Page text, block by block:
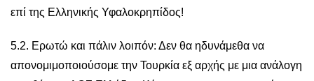
επί της Ελληνικής Υφαλοκρηπίδος!
5.2. Ερωτώ και πάλιν λοιπόν: Δεν θα ηδυνάμεθα να
απονομιμοποιούσομε την Τουρκία εξ αρχής με μια ανάλογη